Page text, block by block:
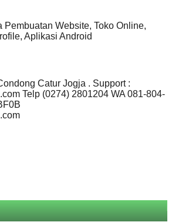
Pembuatan Website, Toko Online,
Aplikasi Android
Catur Jogja . Support :
Telp (0274) 2801204 WA 081-804-